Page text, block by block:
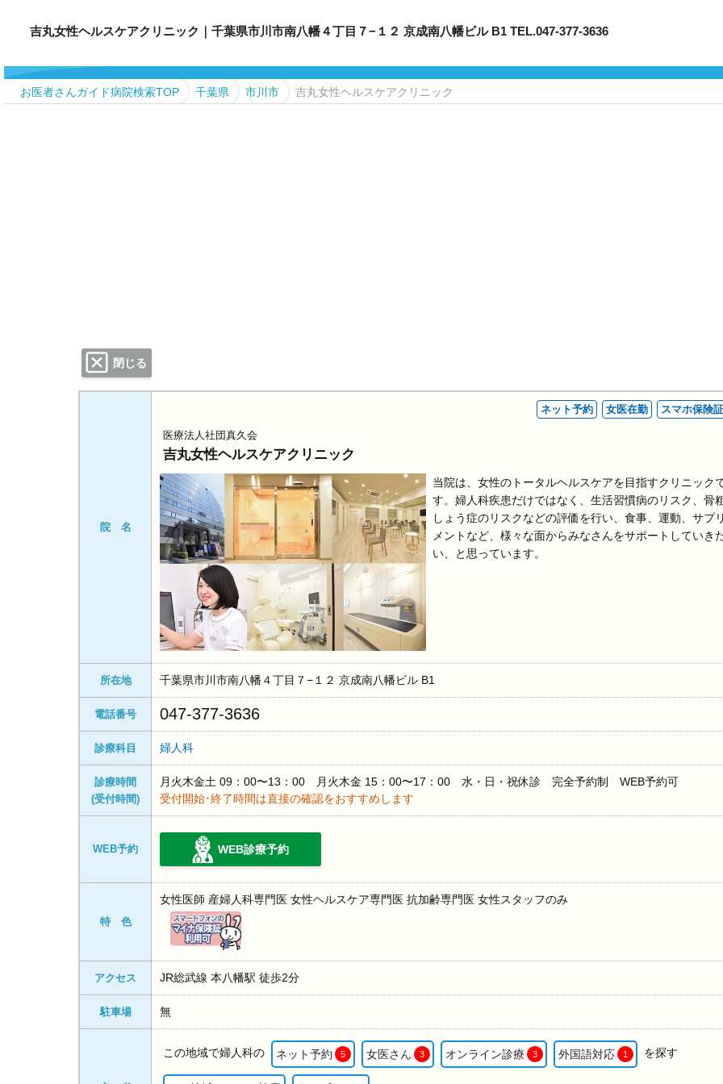
吉丸女性ヘルスケアクリニック｜千葉県市川市南八幡４丁目７−１２ 京成南八幡ビル B1 TEL.047-377-3636
お医者さんガイド病院検索TOP 千葉県 市川市 吉丸女性ヘルスケアクリニック
閉じる
院 名
ネット予約 女医在勤 スマホ保険証
医療法人社団真久会
吉丸女性ヘルスケアクリニック
当院は、女性のトータルヘルスケアを目指すクリニック
す。婦人科疾患だけではなく、生活習慣病のリスク、骨
しょう症のリスクなどの評価を行い、食事、運動、サプリ
メントなど、様々な面からみなさんをサポートしていき
い、と思っています。
所在地 千葉県市川市南八幡４丁目７−１２ 京成南八幡ビル B1
電話番号 047-377-3636
診療科目 婦人科
診療時間
(受付時間)
月火木金土 09：00〜13：00 月火木金 15：00〜17：00 水・日・祝休診 完全予約制 WEB予約可
受付開始･終了時間は直接の確認をおすすめします
WEB予約 WEB診療予約
特 色
女性医師 産婦人科専門医 女性ヘルスケア専門医 抗加齢専門医 女性スタッフのみ
アクセス JR総武線 本八幡駅 徒歩2分
駐車場 無
この地域で婦人科の ネット予約 5 女医さん 3 オンライン診療 3 外国語対応 1 を探す